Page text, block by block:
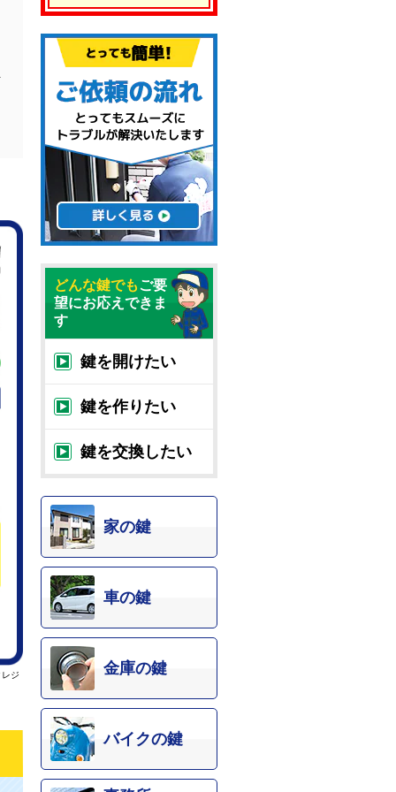
ジ
どんな鍵でもご要
望にお応えできま
す
鍵を開けたい
鍵を作りたい
鍵を交換したい
家の鍵
車の鍵
金庫の鍵
バイクの鍵